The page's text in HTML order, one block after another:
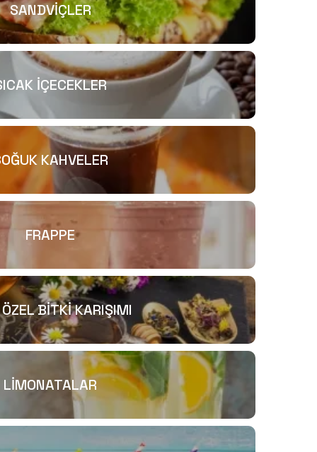
SANDVİÇLER
İÇECEKLER
KAHVELER
FRAPPE
BİTKİ KARIŞIMI
LİMONATALAR